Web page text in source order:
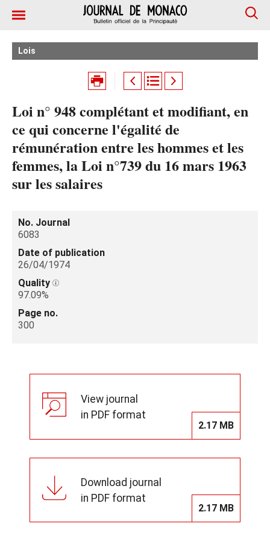
Lois
Loi n° 948 complétant et modifiant, en
ce qui concerne l'égalité de
rémunération entre les hommes et les
femmes, la Loi n°739 du 16 mars 1963
sur les salaires
No. Journal
6083
Date of publication
26/04/1974
Quality
97.09%
Page no.
300
View journal
in PDF format
2.17 MB
Download journal
in PDF format
2.17 MB